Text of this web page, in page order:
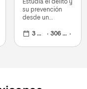
Estudia el delito y
su prevención
desde un
social y
3 años 306 ECTS